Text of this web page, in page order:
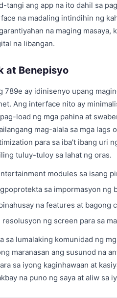
ang app na ito dahil sa
na madaling intindihin ng
na maging masaya,
na libangan.
at Benepisyo
789e ay idinisenyo upang
Ang interface nito ay
load ng mga pahina at
mag-alala sa mga lags
para sa iba’t ibang uri
tuluy-tuloy sa lahat ng oras.
modules sa isang
sa impormasyon ng
na features at bagong
ng screen para sa
sa lumalaking komunidad ng
maranasan ang susunod na
sa iyong kaginhawaan at
na puno ng saya at aliw sa